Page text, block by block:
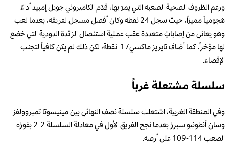
ورغم الظروف الصحية الصعبة التي يمرّ بها، قدّم الكاميروني جويل إمبيد أداءً
هجومياً مميزاً، حيث سجل 24 نقطة وكان أفضل مسجل لفريقه، بعدما لعب
وهو يعاني من إصاباتٍ متعددة عقب عملية استئصال الزائدة الدودية التي خضع
لها مؤخراً. كما أضاف تايريز ماكسي17 نقطة، لكن ذلك لم يكن كافياً لتجنب
الإقصاء.
سلسلة مشتعلة غرباً
وفي المنطقة الغربية، اشتعلت سلسلة نصف النهائي بين مينيسوتا تمبروولفز
وسان أنطونيو سبرز بعدما نجح الفريق الأول في معادلة السلسلة 2-2 بفوزه
الصعب 114-109 على أرضه.